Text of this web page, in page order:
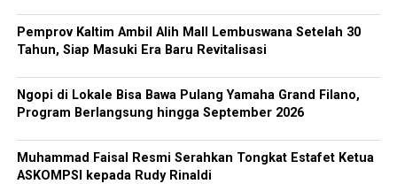
Pemprov Kaltim Ambil Alih Mall Lembuswana Setelah 30
Tahun, Siap Masuki Era Baru Revitalisasi
Ngopi di Lokale Bisa Bawa Pulang Yamaha Grand Filano,
Program Berlangsung hingga September 2026
Muhammad Faisal Resmi Serahkan Tongkat Estafet Ketua
ASKOMPSI kepada Rudy Rinaldi